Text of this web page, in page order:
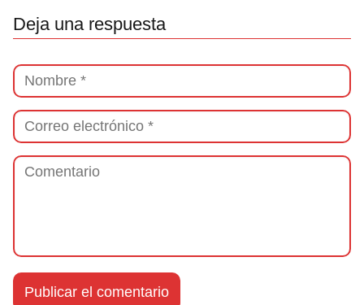
Deja una respuesta